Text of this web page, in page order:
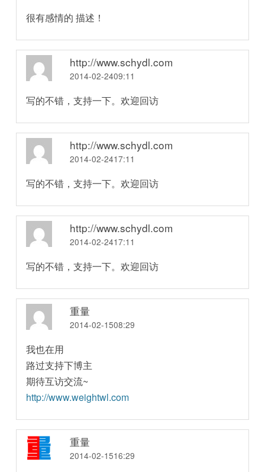
很有感情的 描述！
http://www.schydl.com
2014-02-2409:11
写的不错，支持一下。欢迎回访
http://www.schydl.com
2014-02-2417:11
写的不错，支持一下。欢迎回访
http://www.schydl.com
2014-02-2417:11
写的不错，支持一下。欢迎回访
重量
2014-02-1508:29
我也在用
路过支持下博主
期待互访交流~
http://www.weightwl.com
重量
2014-02-1516:29